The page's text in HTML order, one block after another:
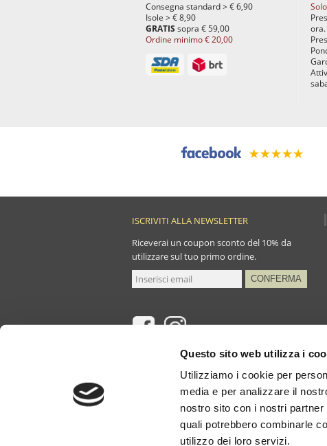
Questo sito web utilizza i
Utilizziamo i cookie per
media e per analizzare il
nostro sito con i nostri
quali potrebbero combinarle
utilizzo dei loro servizi.
Consegna standard > € 6,90
Isole > € 8,90
GRATIS sopra € 59,00
Ordine minimo € 20,00
ora.
ISCRIVITI ALLA NEWSLETTER
Riceverai un coupon sconto del 10% da
utilizzare sul tuo primo ordine.
P.IVA e C.F.